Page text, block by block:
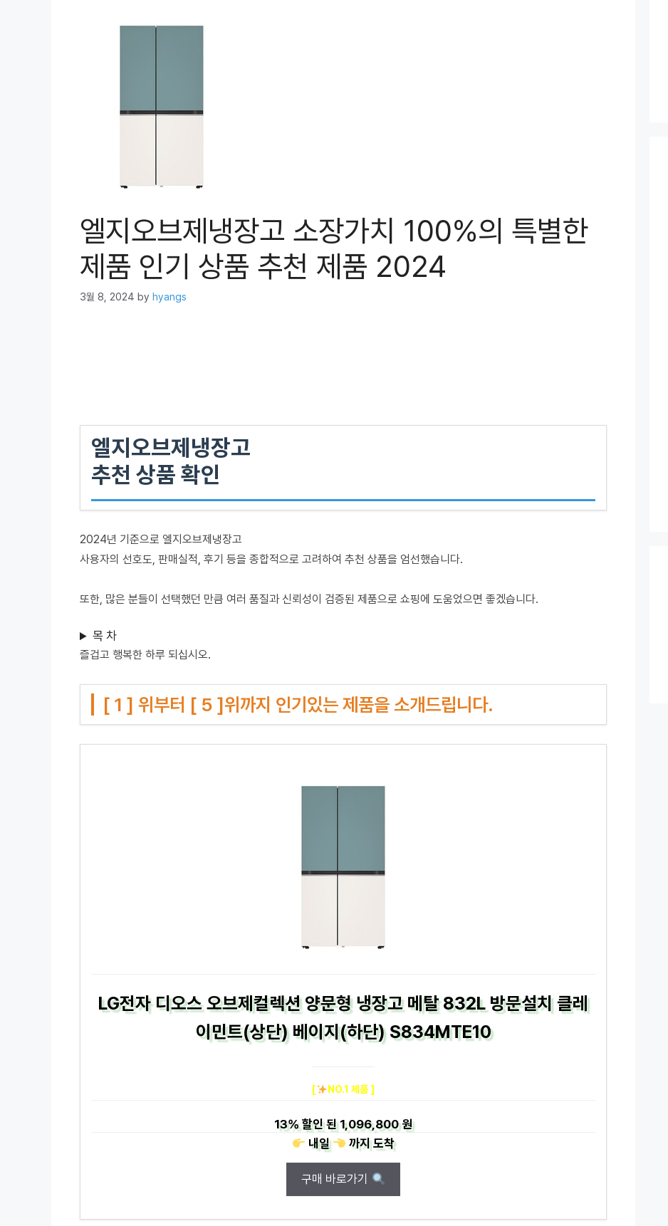
엘지오브제냉장고 소장가치 100%의 특별한
제품 인기 상품 추천 제품 2024
3월 8, 2024 by hyangs
엘지오브제냉장고
추천 상품 확인
2024년 기준으로 엘지오브제냉장고
사용자의 선호도, 판매실적, 후기 등을 종합적으로 고려하여 추천 상품을 엄선했습니다.
또한, 많은 분들이 선택했던 만큼 여러 품질과 신뢰성이 검증된 제품으로 쇼핑에 도움었으면 좋겠습니다.
목 차
즐겁고 행복한 하루 되십시오.
[ 1 ] 위부터 [ 5 ]위까지 인기있는 제품을 소개드립니다.
LG전자 디오스 오브제컬렉션 양문형 냉장고 메탈 832L 방문설치 클레
이민트(상단) 베이지(하단) S834MTE10
[ NO.1 제품 ]
13%할인 된1,096,800 원
내일
까지도착
구매 바로가기